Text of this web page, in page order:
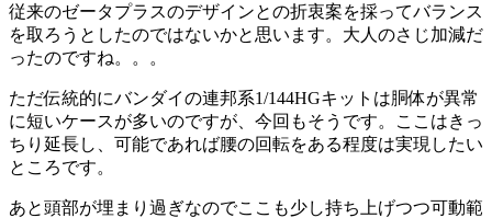
従来のゼータプラスのデザインとの折衷案を採ってバランス
を取ろうとしたのではないかと思います。大人のさじ加減だ
ったのですね。。。
ただ伝統的にバンダイの連邦系1/144HGキットは胴体が異常
に短いケースが多いのですが、今回もそうです。ここはきっ
ちり延長し、可能であれば腰の回転をある程度は実現したい
ところです。
あと頭部が埋まり過ぎなのでここも少し持ち上げつつ可動範